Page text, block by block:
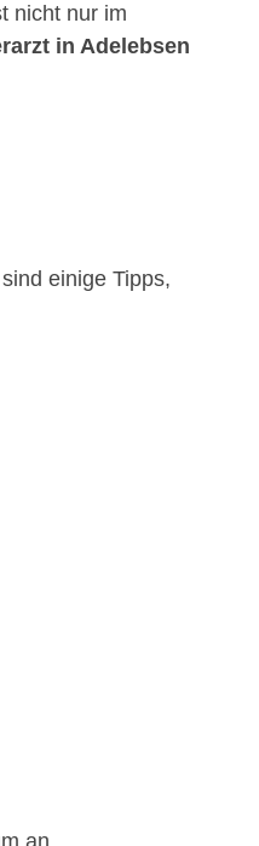
nicht nur im
in Adelebsen
einige Tipps,